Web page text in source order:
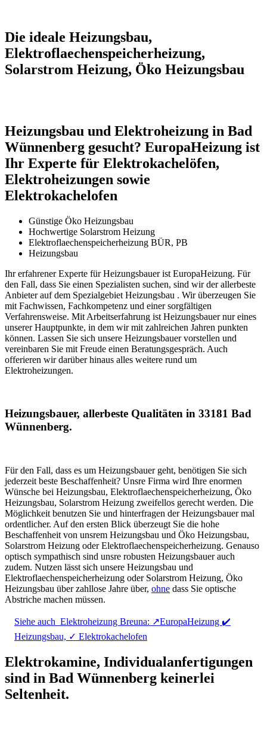
Die ideale Heizungsbau,
Elektroflaechenspeicherheizung,
Solarstrom Heizung, Öko Heizungsbau
Heizungsbau und Elektroheizung in Bad
Wünnenberg gesucht? EuropaHeizung ist
Ihr Experte für Elektrokachelöfen,
Elektroheizungen sowie
Elektrokachelofen
Günstige Öko Heizungsbau
Hochwertige Solarstrom Heizung
Elektroflaechenspeicherheizung BÜR, PB
Heizungsbau
Ihr erfahrener Experte für Heizungsbauer ist EuropaHeizung. Für
den Fall, dass Sie einen Spezialisten suchen, sind wir der allerbeste
Anbieter auf dem Spezialgebiet Heizungsbau . Wir überzeugen Sie
mit Fachwissen, Fachkompetenz und einer sorgfältigen
Verfahrensweise. Mit Arbeitserfahrung ist Heizungsbauer nur eines
unserer Hauptpunkte, in dem wir mit zahlreichen Jahren punkten
können. Lassen Sie sich unsere Heizungsbauer vorstellen und
vereinbaren Sie mit Freude einen Beratungsgespräch. Auch
offerieren wir darüber hinaus alles weitere rund um
Elektroheizungen.
Heizungsbauer, allerbeste Qualitäten in 33181 Bad
Wünnenberg.
Für den Fall, dass es um Heizungsbauer geht, benötigen Sie sich
jederzeit beste Beschaffenheit? Unsre Firma wird Ihre enormen
Wünsche bei Heizungsbau, Elektroflaechenspeicherheizung, Öko
Heizungsbau, Solarstrom Heizung zweifellos gerecht werden. Die
Möglichkeit benutzen Sie und hinterfragen der Heizungsbauer mal
ordentlicher. Auf den ersten Blick überzeugt Sie die hohe
Beschaffenheit von unsrem Heizungsbau und Öko Heizungsbau,
Solarstrom Heizung oder Elektroflaechenspeicherheizung. Genauso
optisch sympathisch sind unsre robusten Heizungsbauer auch
zudem. Nutzen lässt sich unsere Heizungsbau und
Elektroflaechenspeicherheizung oder Solarstrom Heizung, Öko
Heizungsbau über zahllose Jahre über, ohne dass Sie optische
Abstriche machen müssen.
Siehe auch Elektroheizung Breuna: ↗️EuropaHeizung ✔️
Heizungsbau, ✓ Elektrokachelofen
Elektrokamine, Individualanfertigungen
sind in Bad Wünnenberg keinerlei
Seltenheit.